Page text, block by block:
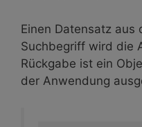
Einen Datensatz aus
Suchbegriff wird die
Rückgabe ist ein
der Anwendung